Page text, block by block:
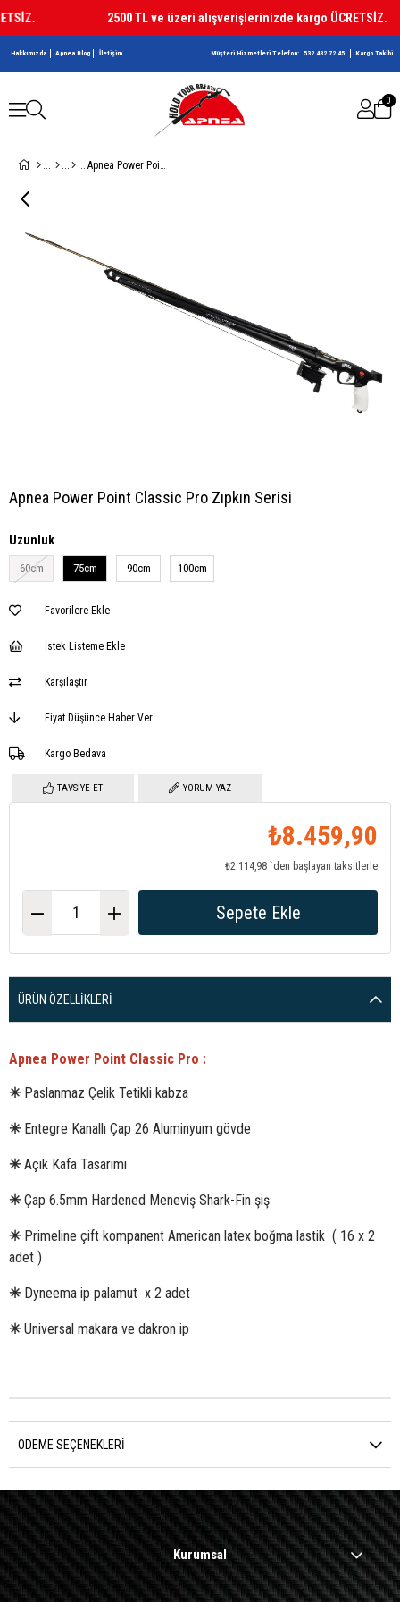
2500 TL ve üzeri alışverişlerinizde kargo ÜCRETSİZ.
Hakkımızda Apnea Blog İletişim Müşteri Hizmetleri Telefon: 532 432 72 45 Kargo Takibi
0
Apnea Power Point Classic Pro Zıpkın Serisi
Apnea Power Point Classic Pro Zıpkın Serisi
Uzunluk
60cm 75cm 90cm 100cm
Favorilere Ekle
İstek Listeme Ekle
Karşılaştır
Fiyat Düşünce Haber Ver
Kargo Bedava
TAVSIYE ET YORUM YAZ
₺8.459,90
₺2.114,98 `den başlayan taksitlerle
ÜRÜN ÖZELLIKLERI
Apnea Power Point Classic Pro :
✳ Paslanmaz Çelik Tetikli kabza
✳ Entegre Kanallı Çap 26 Aluminyum gövde
✳Açık Kafa Tasarımı
✳Çap 6.5mm Hardened Meneviş Shark-Fin şiş
✳ Primeline çift kompanent American latex boğma lastik ( 16 x 2
adet )
✳ Dyneema ip palamut x 2 adet
✳Universal makara ve dakron ip
ÖDEME SEÇENEKLERI
Kurumsal